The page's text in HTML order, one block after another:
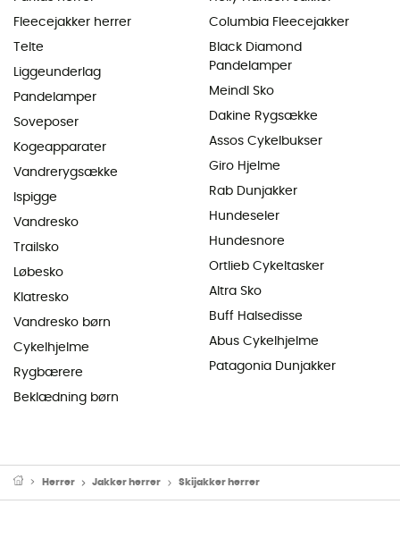
Fleecejakker herrer
Telte
Liggeunderlag
Pandelamper
Soveposer
Kogeapparater
Vandrerygsække
Ispigge
Vandresko
Trailsko
Løbesko
Klatresko
Vandresko børn
Cykelhjelme
Rygbærere
Beklædning børn
Columbia Fleecejakker
Black Diamond
Pandelamper
Meindl Sko
Dakine Rygsække
Assos Cykelbukser
Giro Hjelme
Rab Dunjakker
Hundeseler
Hundesnore
Ortlieb Cykeltasker
Altra Sko
Buff Halsedisse
Abus Cykelhjelme
Patagonia Dunjakker
Herrer Jakker herrer Skijakker herrer